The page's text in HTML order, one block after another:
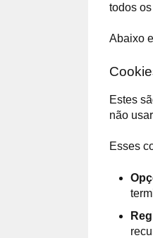
todos
Abaixo
Estes
não
Esses